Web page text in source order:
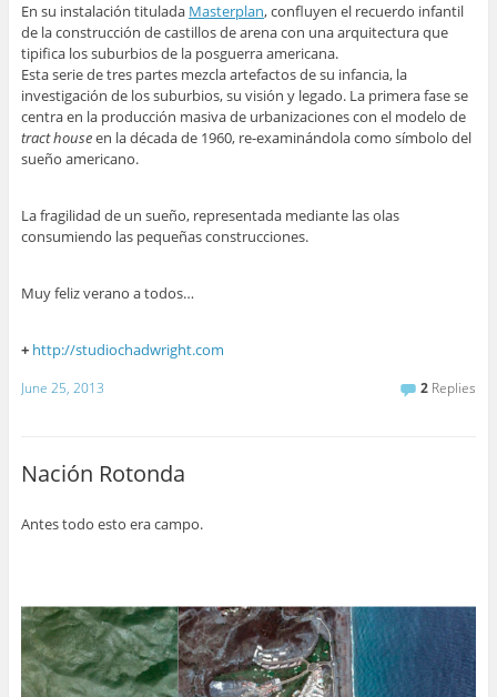
En su instalación titulada Masterplan, confluyen el recuerdo infantil
de la construcción de castillos de arena con una arquitectura que
tipifica los suburbios de la posguerra americana.
Esta serie de tres partes mezcla artefactos de su infancia, la
investigación de los suburbios, su visión y legado. La primera fase se
centra en la producción masiva de urbanizaciones con el modelo de
tract houseen la década de 1960, re-examinándola como símbolo del
sueño americano.
La fragilidad de un sueño, representada mediante las olas
consumiendo las pequeñas construcciones.
Muy feliz verano a todos…
+ http://studiochadwright.com
June 25, 2013 2 Replies
Nación Rotonda
Antes todo esto era campo.